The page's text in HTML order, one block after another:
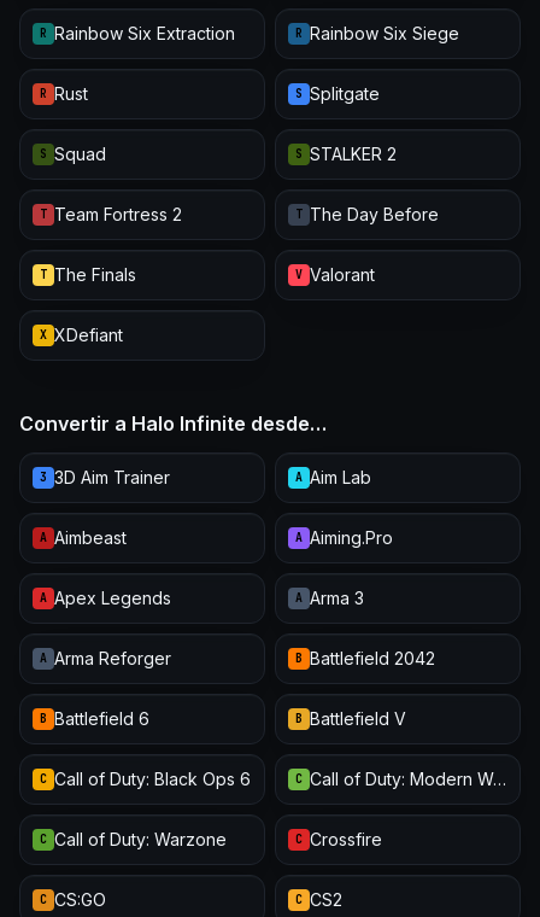
R Rainbow Six Extraction R Rainbow Six Siege
R Rust S Splitgate
S Squad S STALKER 2
T Team Fortress 2 T The Day Before
T The Finals V Valorant
X XDefiant
Convertir a Halo Infinite desde…
3 3D Aim Trainer A Aim Lab
A Aimbeast A Aiming.Pro
A Apex Legends A Arma 3
A Arma Reforger B Battlefield 2042
B Battlefield 6 B Battlefield V
C Call of Duty: Black Ops 6 C Call of Duty: Modern Warfare III
C Call of Duty: Warzone C Crossfire
C CS:GO C CS2